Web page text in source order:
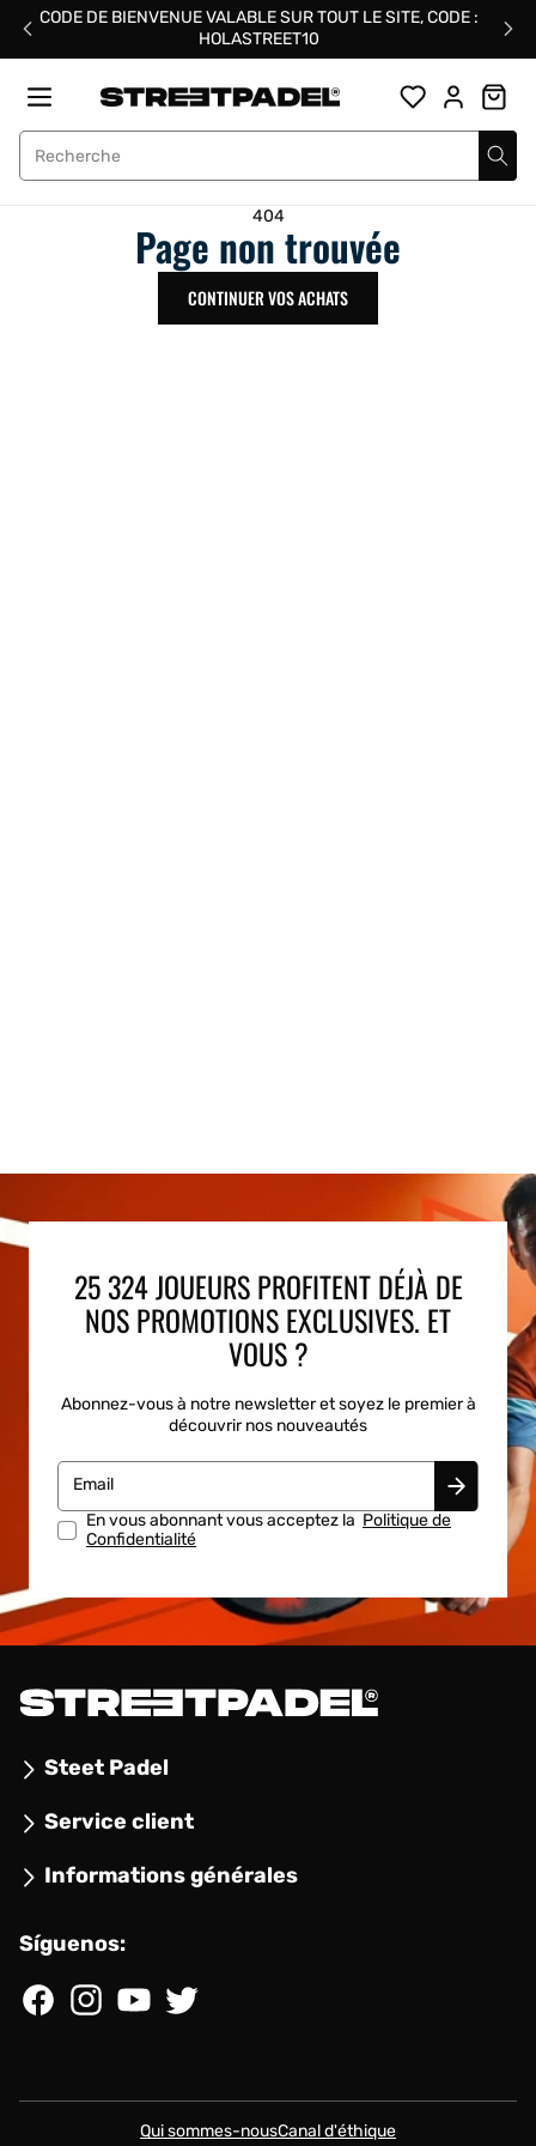
PasserCODE DE BIENVENUE VALABLE SUR TOUT LE SITE, CODE :
HOLASTREET10
Street Padel
404
Page non trouvée
CONTINUER VOS ACHATS
25 324 JOUEURS PROFITENT DÉJÀ DE
NOS PROMOTIONS EXCLUSIVES. ET
VOUS ?
Abonnez-vous à notre newsletter et soyez le premier à
découvrir nos nouveautés
Email
En vous abonnant vous acceptez la Politique de
Confidentialité
Steet Padel
Service client
Informations générales
Síguenos:
FacebookInstagramYouTubeTwitter
Qui sommes-nousCanal d'éthique